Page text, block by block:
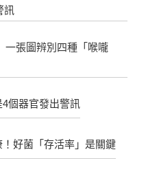
訊
一張圖辨別四種「喉嚨
個器官發出警訊
好菌「存活率」是關鍵